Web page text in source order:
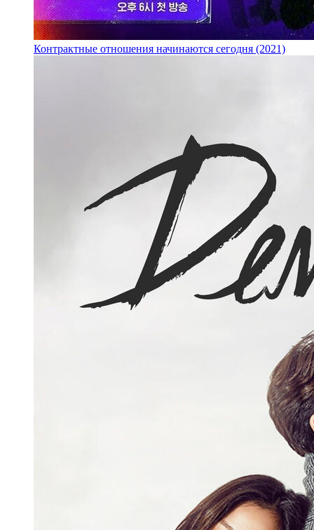
Контрактные отношения начинаются сегодня (2021)